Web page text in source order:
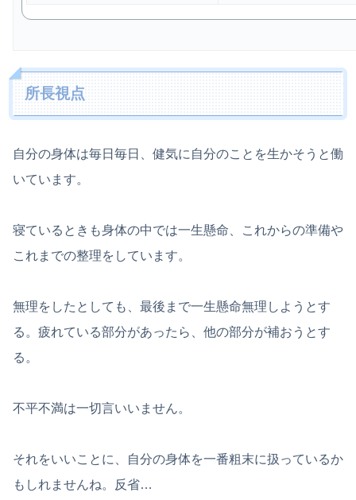
所長視点
自分の身体は毎日毎日、健気に自分のことを生かそうと働
いています。
寝ているときも身体の中では一生懸命、これからの準備や
これまでの整理をしています。
無理をしたとしても、最後まで一生懸命無理しようとす
る。疲れている部分があったら、他の部分が補おうとす
る。
不平不満は一切言いいません。
それをいいことに、自分の身体を一番粗末に扱っているか
もしれませんね。反省…